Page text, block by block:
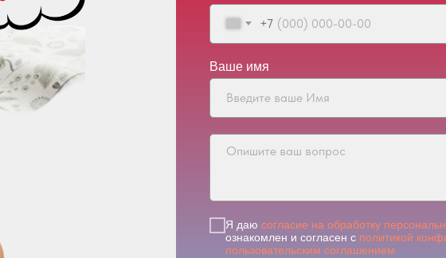
+7
Ваше имя
Я даю согласие на обработку
ознакомлен и согласен с политикой
пользовательским соглашением